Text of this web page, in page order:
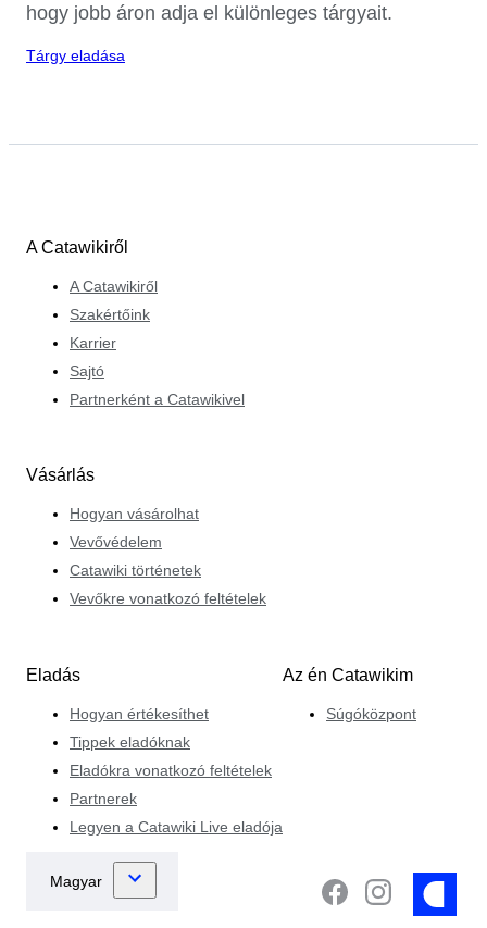
hogy jobb áron adja el különleges tárgyait.
Tárgy eladása
A Catawikiről
A Catawikiről
Szakértőink
Karrier
Sajtó
Partnerként a Catawikivel
Vásárlás
Hogyan vásárolhat
Vevővédelem
Catawiki történetek
Vevőkre vonatkozó feltételek
Eladás
Hogyan értékesíthet
Tippek eladóknak
Eladókra vonatkozó feltételek
Partnerek
Legyen a Catawiki Live eladója
Az én Catawikim
Súgóközpont